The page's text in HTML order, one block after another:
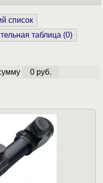
список
таблица (0)
0 руб.